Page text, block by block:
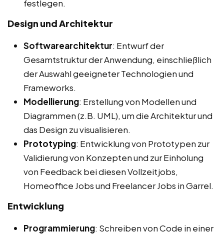
festlegen.
Design und Architektur
Softwarearchitektur: Entwurf der
Gesamtstruktur der Anwendung, einschließlich
der Auswahl geeigneter Technologien und
Frameworks.
Modellierung: Erstellung von Modellen und
Diagrammen (z.B. UML), um die Architektur und
das Design zu visualisieren.
Prototyping: Entwicklung von Prototypen zur
Validierung von Konzepten und zur Einholung
von Feedback bei diesen Vollzeitjobs,
Homeoffice Jobs und Freelancer Jobs in Garrel.
Entwicklung
Programmierung: Schreiben von Code in einer